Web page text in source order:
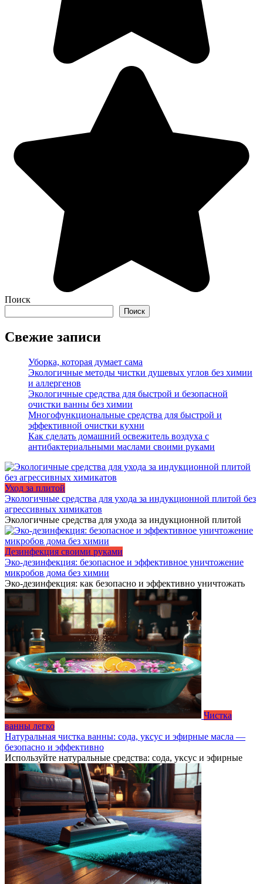
Поиск
Поиск
Свежие записи
Уборка, которая думает сама
Экологичные методы чистки душевых углов без химии
и аллергенов
Экологичные средства для быстрой и безопасной
очистки ванны без химии
Многофункциональные средства для быстрой и
эффективной очистки кухни
Как сделать домашний освежитель воздуха с
антибактериальными маслами своими руками
Уход за плитой
Экологичные средства для ухода за индукционной плитой без
агрессивных химикатов
Экологичные средства для ухода за индукционной плитой
Дезинфекция своими руками
Эко-дезинфекция: безопасное и эффективное уничтожение
микробов дома без химии
Эко-дезинфекция: как безопасно и эффективно уничтожать
Чистка
ванны легко
Натуральная чистка ванны: сода, уксус и эфирные масла —
безопасно и эффективно
Используйте натуральные средства: сода, уксус и эфирные